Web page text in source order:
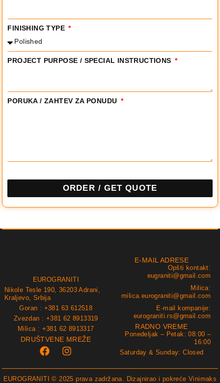
FINISHING TYPE
PROJECT PURPOSE / SPECIAL INSTRUCTIONS
PORUKA / ZAHTEV ZA PONUDU
ORDER / GET QUOTE
EUROGRANITI
Nikole Tesle 190, 36203 Adrani,
Kraljevo, Srbija
Goran : +381 63 612518
Zvezdan : +381 62 8913319
Milica : +381 62 8913317
DRUŠTVENE MREŽE
E-MAIL ADRESE
Opšti kontakt:
eugraniti@gmail.com
Milica:
milica.eurograniti@gmail.com
E-mail kompanije:
eurograniti.rs@gmail.com
RADNO VREME
Ponedeljak – Petak: 08:00 –
16:00
Saturday & Sunday: Closed
EUROGRANITI © 2025 prava zadržana. Dizajnirao i pokrećeVinimaks